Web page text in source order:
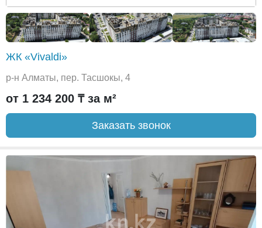
ЖК «Vivaldi»
р-н Алматы, пер. Тасшокы, 4
от 1 234 200 ₸ за м²
Заказать звонок